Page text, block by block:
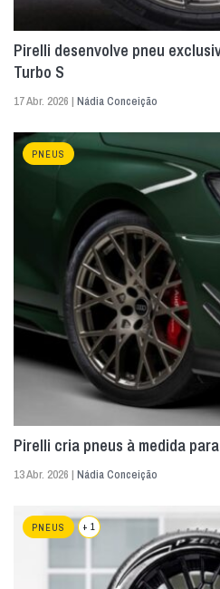
Pirelli desenvolve pneu
Turbo S
17 Abr. 2026 | Nádia Conceição
PNEUS
Pirelli cria pneus à medida
13 Abr. 2026 | Nádia Conceição
PNEUS + 1